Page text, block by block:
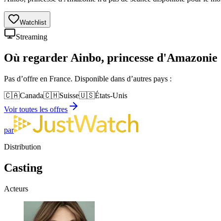
Watchlist
Streaming
Où regarderAinbo, princesse d'Amazonie
Pas d’offre en France. Disponible dans d’autres pays :
🇨🇦Canada🇨🇭Suisse🇺🇸États-Unis
Voir toutes les offres
par
Distribution
Casting
Acteurs